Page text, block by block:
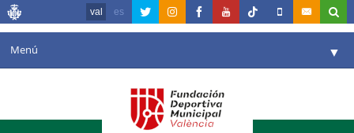
val es
Menú ▼
Agenda